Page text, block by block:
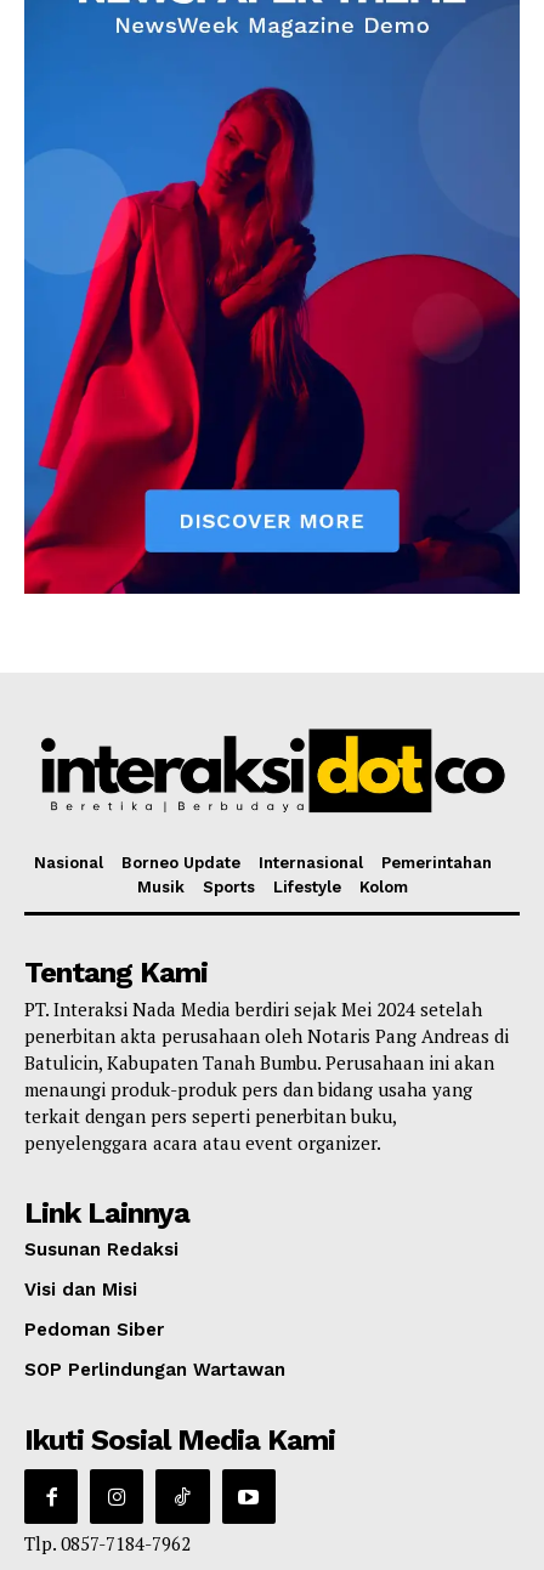
Nasional Borneo Update Internasional
Pemerintahan
Musik
Sports Lifestyle Kolom
Tentang Kami
PT. Interaksi Nada Media berdiri sejak Mei 2024 setelah
penerbitan akta perusahaan oleh Notaris Pang Andreas di
Batulicin, Kabupaten Tanah Bumbu. Perusahaan ini akan
menaungi produk-produk pers dan bidang usaha yang
terkait dengan pers seperti penerbitan buku,
penyelenggara acara atau event organizer.
Link Lainnya
Susunan Redaksi
Visi dan Misi
Pedoman Siber
SOP Perlindungan Wartawan
Ikuti Sosial Media Kami
Tlp. 0857-7184-7962